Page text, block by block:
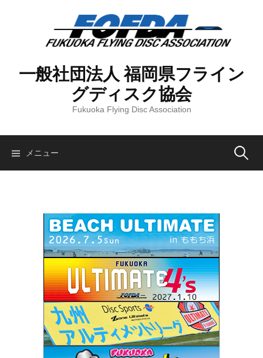
一般社団法人 福岡県フライン
グディスク協会
Fukuoka Flying Disc Association
メニュー 検